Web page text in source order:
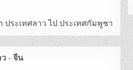
ประเทศลาว ไป ประเทศกัมพูชา
- จีน